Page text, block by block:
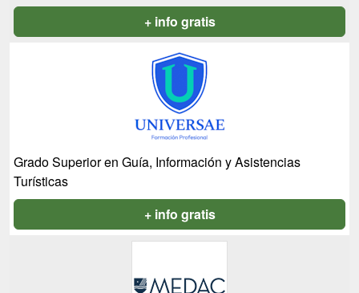
+ info gratis
Grado Superior en Guía, Información y Asistencias
Turísticas
+ info gratis